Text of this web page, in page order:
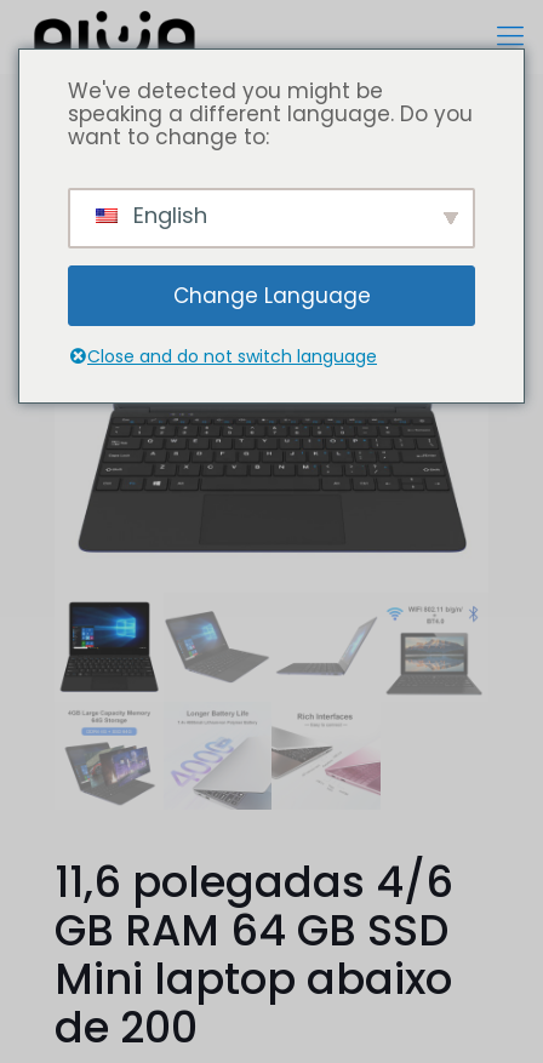
11,6 polegadas 4/6
GB RAM 64 GB SSD
Mini laptop abaixo
de 200
We've detected you might be
speaking a different language. Do you
want to change to:
English
Change Language
Close and do not switch language